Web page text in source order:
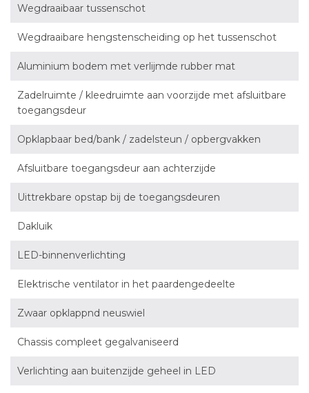
Wegdraaibaar tussenschot
Wegdraaibare hengstenscheiding op het tussenschot
Aluminium bodem met verlijmde rubber mat
Zadelruimte / kleedruimte aan voorzijde met afsluitbare
toegangsdeur
Opklapbaar bed/bank / zadelsteun / opbergvakken
Afsluitbare toegangsdeur aan achterzijde
Uittrekbare opstap bij de toegangsdeuren
Dakluik
LED-binnenverlichting
Elektrische ventilator in het paardengedeelte
Zwaar opklappnd neuswiel
Chassis compleet gegalvaniseerd
Verlichting aan buitenzijde geheel in LED